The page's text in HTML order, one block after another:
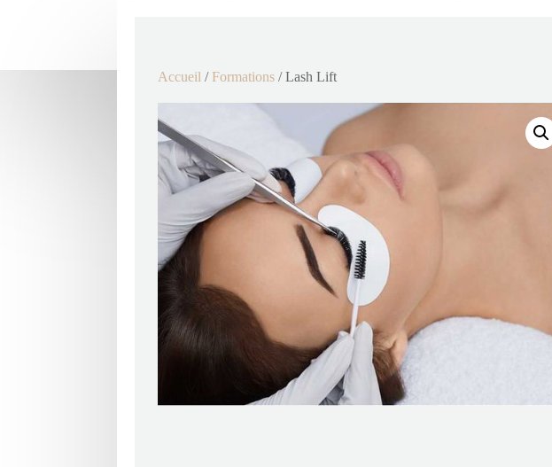
Accueil / Formations / Lash Lift